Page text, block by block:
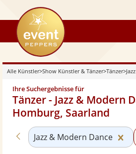
eventpeppers
Alle Künstler>Show Künstler & Tänzer>Tänzer>
Ihre Suchergebnisse für
Tänzer - Jazz & Modern
Homburg, Saarland
Zurück zu «Tänzer»
Jazz & Modern Dance